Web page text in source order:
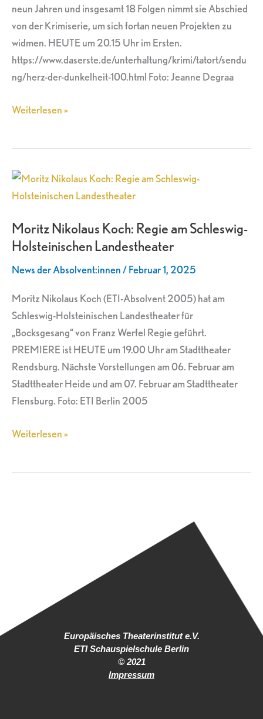
neun Jahren und insgesamt 18 Folgen nimmt sie Abschied
von der Krimiserie, um sich fortan neuen Projekten zu
widmen. HEUTE um 20.15 Uhr im Ersten.
https://www.daserste.de/unterhaltung/krimi/tatort/sendu
ng/herz-der-dunkelheit-100.html Foto: Jeanne Degraa
Weiterlesen »
Moritz Nikolaus Koch: Regie am Schleswig-
Holsteinischen Landestheater
News der Absolvent:innen/Februar 1, 2025
Moritz Nikolaus Koch (ETI-Absolvent 2005) hat am
Schleswig-Holsteinischen Landestheater für
„Bocksgesang“ von Franz Werfel Regie geführt.
PREMIERE ist HEUTE um 19.00 Uhr am Stadttheater
Rendsburg. Nächste Vorstellungen am 06. Februar am
Stadttheater Heide und am 07. Februar am Stadttheater
Flensburg. Foto: ETI Berlin 2005
Moritz
Nikolaus
Regie
am
Schleswig-
Landestheater
Weiterlesen »
Europäisches Theaterinstitut e.V.
ETI Schauspielschule Berlin
© 2021
Impressum